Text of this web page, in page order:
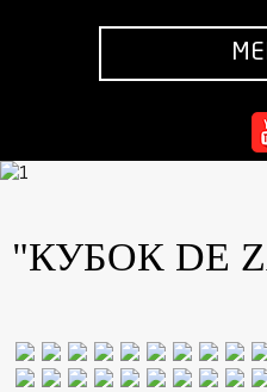
"КУБОК DE